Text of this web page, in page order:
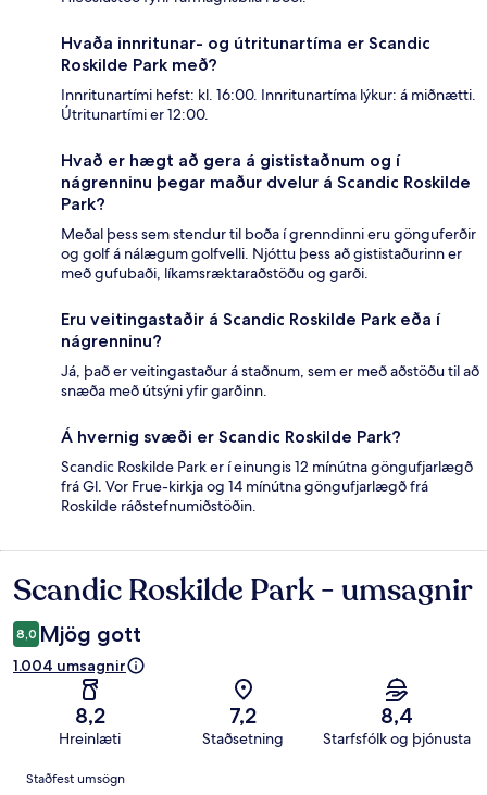
Hvaða innritunar- og útritunartíma er Scandic
Roskilde Park með?
Innritunartími hefst: kl. 16:00. Innritunartíma lýkur: á miðnætti.
Útritunartími er 12:00.
Hvað er hægt að gera á gististaðnum og í
nágrenninu þegar maður dvelur á Scandic Roskilde
Park?
Meðal þess sem stendur til boða í grenndinni eru gönguferðir
og golf á nálægum golfvelli. Njóttu þess að gististaðurinn er
með gufubaði, líkamsræktaraðstöðu og garði.
Eru veitingastaðir á Scandic Roskilde Park eða í
nágrenninu?
Já, það er veitingastaður á staðnum, sem er með aðstöðu til að
snæða með útsýni yfir garðinn.
Á hvernig svæði er Scandic Roskilde Park?
Scandic Roskilde Park er í einungis 12 mínútna göngufjarlægð
frá Gl. Vor Frue-kirkja og 14 mínútna göngufjarlægð frá
Roskilde ráðstefnumiðstöðin.
Umsagnir
Scandic Roskilde Park - umsagnir
8,0 Mjög gott
1.004 umsagnir
8,2
Hreinlæti
7,2
Staðsetning
8,4
Starfsfólk og þjónusta
Umsagnir
Staðfest umsögn